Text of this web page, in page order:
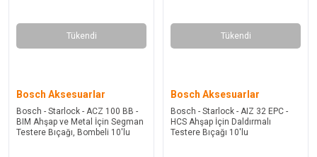
Tükendi
Bosch Aksesuarlar
Bosch - Starlock - ACZ 100 BB -
BIM Ahşap ve Metal İçin Segman
Testere Bıçağı, Bombeli 10'lu
Tükendi
Bosch Aksesuarlar
Bosch - Starlock - AIZ 32 EPC -
HCS Ahşap İçin Daldırmalı
Testere Bıçağı 10'lu